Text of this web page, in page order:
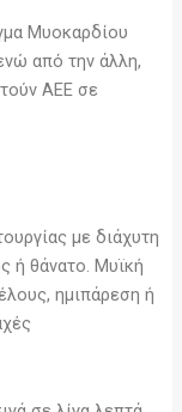
Μυοκαρδίου
από την άλλη,
ΑΕΕ σε
με διάχυτη
ή θάνατο. Μυϊκή
ημιπάρεση ή